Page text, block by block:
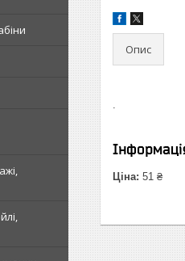
Опис
.
Ціна: 51 ₴